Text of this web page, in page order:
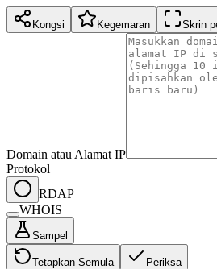
Kongsi Kegemaran Skrin
Domain atau Alamat IP
Protokol
RDAP
WHOIS
Sampel
Tetapkan Semula Periksa